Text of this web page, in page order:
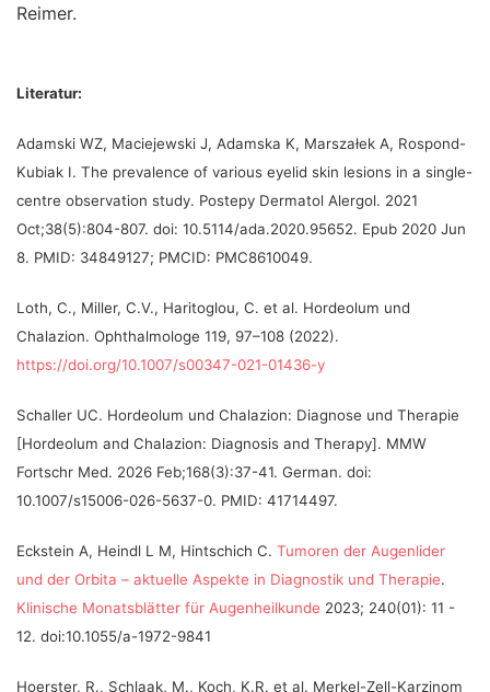
Reimer.
Literatur:
Adamski WZ, Maciejewski J, Adamska K, Marszałek A, Rospond-
Kubiak I. The prevalence of various eyelid skin lesions in a single-
centre observation study. Postepy Dermatol Alergol. 2021
Oct;38(5):804-807. doi: 10.5114/ada.2020.95652. Epub 2020 Jun
8. PMID: 34849127; PMCID: PMC8610049.
Loth, C., Miller, C.V., Haritoglou, C. et al. Hordeolum und
Chalazion. Ophthalmologe 119, 97–108 (2022).
https://doi.org/10.1007/s00347-021-01436-y
Schaller UC. Hordeolum und Chalazion: Diagnose und Therapie
[Hordeolum and Chalazion: Diagnosis and Therapy]. MMW
Fortschr Med. 2026 Feb;168(3):37-41. German. doi:
10.1007/s15006-026-5637-0. PMID: 41714497.
Eckstein A, Heindl L M, Hintschich C. Tumoren der Augenlider
und der Orbita – aktuelle Aspekte in Diagnostik und Therapie.
Klinische Monatsblätter für Augenheilkunde 2023; 240(01): 11 -
12. doi:10.1055/a-1972-9841
Hoerster, R., Schlaak, M., Koch, K.R. et al. Merkel-Zell-Karzinom